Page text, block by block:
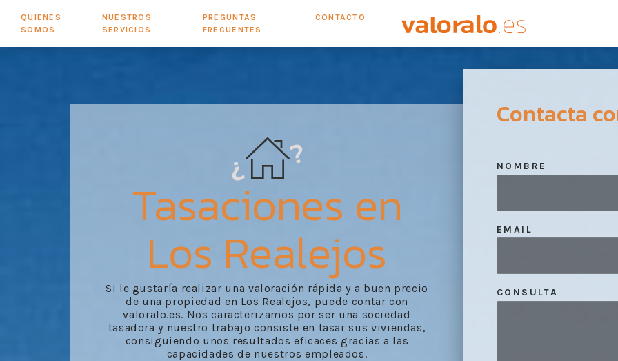
QUIENES
SOMOS
NUESTROS
SERVICIOS
PREGUNTAS
FRECUENTES
CONTACTO
Tasaciones en
Los Realejos
Si le gustaría realizar una valoración rápida y a buen precio
de una propiedad en Los Realejos, puede contar con
valoralo.es. Nos caracterizamos por ser una sociedad
tasadora y nuestro trabajo consiste en tasar sus viviendas,
consiguiendo unos resultados eficaces gracias a las
capacidades de nuestros empleados.
Contacta
NOMBRE
EMAIL
CONSULTA